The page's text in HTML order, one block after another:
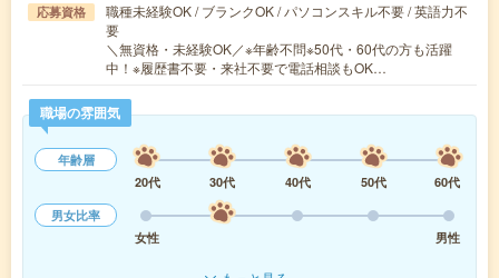
応募資格
職種未経験OK / ブランクOK / パソコンスキル不要 / 英語力不
要
＼無資格・未経験OK／※年齢不問※50代・60代の方も活躍
中！※履歴書不要・来社不要で電話相談もOK…
職場の雰囲気
年齢層
20代
30代 40代 50代
60代
男女比率
女性
男性